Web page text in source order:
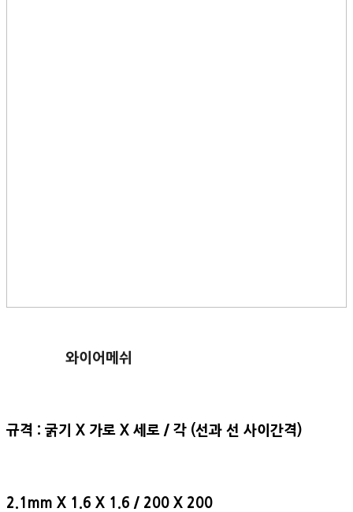
와이어메쉬
규격 : 굵기 X 가로 X 세로 / 각 (선과 선 사이간격)
2.1mm X 1.6 X 1.6 / 200 X 200